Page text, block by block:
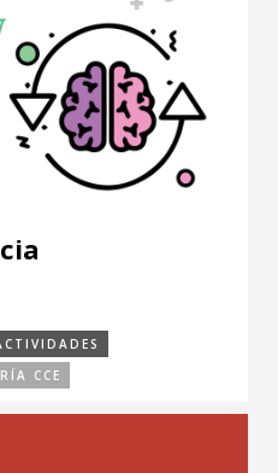
CCE